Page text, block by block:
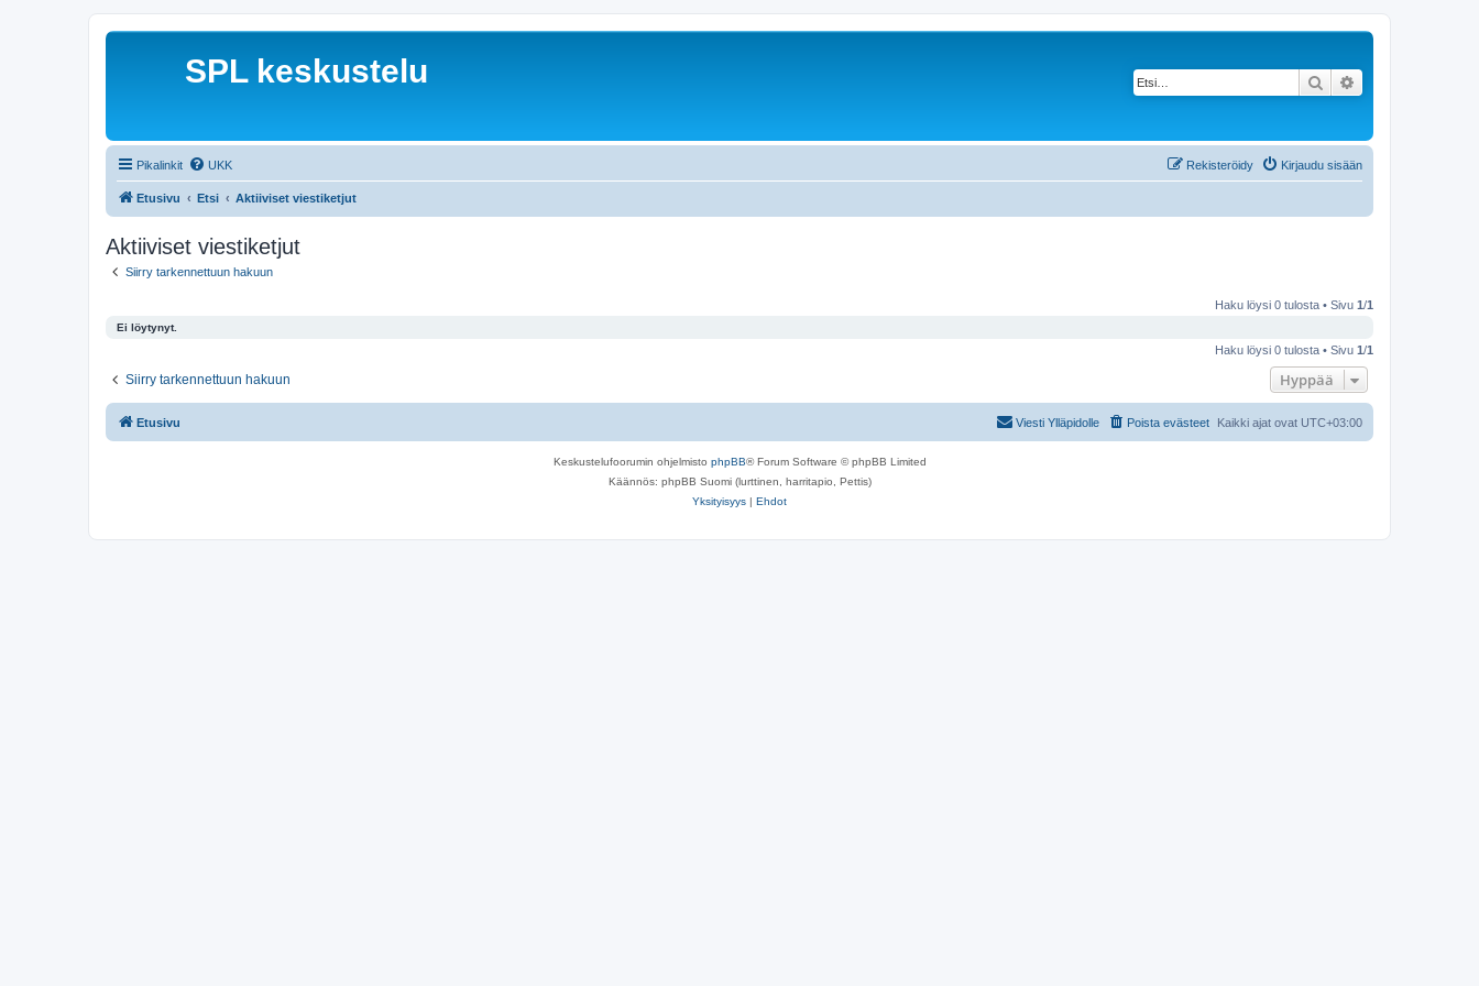
SPL keskustelu Etsi
Pikalinkit UKK Kirjaudu sisään
Rekisteröidy
Etusivu Etsi Aktiiviset viestiketjut
Aktiiviset viestiketjut
Siirry tarkennettuun hakuun
Haku löysi 0 tulosta • Sivu 1/1
Ei löytynyt.
Haku löysi 0 tulosta • Sivu 1/1
Siirry tarkennettuun hakuun Hyppää
Etusivu Kaikki ajat ovat UTC+03:00
Poista evästeet
Viesti Ylläpidolle
Keskustelufoorumin ohjelmisto phpBB® Forum Software © phpBB Limited
Käännös: phpBB Suomi (lurttinen, harritapio, Pettis)
Yksityisyys | Ehdot